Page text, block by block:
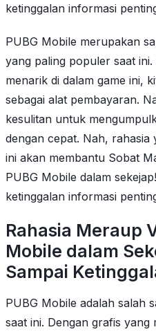
ketinggalan informasi
PUBG Mobile merupakan
yang paling populer saat
menarik di dalam game ini,
sebagai alat pembayaran.
kesulitan untuk
dengan cepat. Nah, rahasia
ini akan membantu Sobat
PUBG Mobile dalam
ketinggalan informasi
Rahasia Meraup
Mobile dalam
Sampai
PUBG Mobile adalah salah
saat ini. Dengan grafis yang